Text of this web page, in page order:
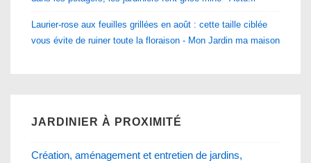
Laurier-rose aux feuilles grillées en août : cette taille ciblée
vous évite de ruiner toute la floraison - Mon Jardin ma maison
JARDINIER À PROXIMITÉ
Création, aménagement et entretien de jardins,